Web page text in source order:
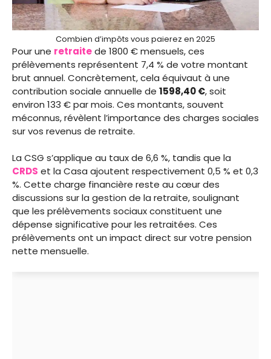
Combien d’impôts vous paierez en 2025
Pour une retraitede 1800 € mensuels, ces
prélèvements représentent 7,4 % de votre montant
brut annuel. Concrètement, cela équivaut à une
contribution sociale annuelle de 1598,40 €, soit
environ 133 € par mois. Ces montants, souvent
méconnus, révèlent l’importance des charges sociales
sur vos revenus de retraite.
La CSG s’applique au taux de 6,6 %, tandis que la
CRDS et la Casa ajoutent respectivement 0,5 % et 0,3
%. Cette charge financière reste au cœur des
discussions sur la gestion de la retraite, soulignant
que les prélèvements sociaux constituent une
dépense significative pour les retraitées. Ces
prélèvements ont un impact direct sur votre pension
nette mensuelle.